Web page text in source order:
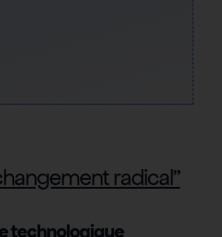
radical”
technologique